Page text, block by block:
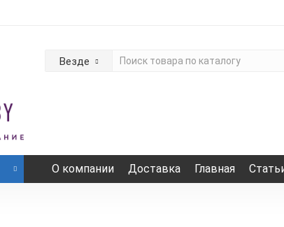
Везде
О компании Доставка Главная